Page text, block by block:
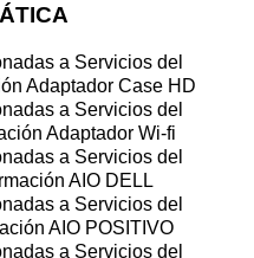
a Servicios del
Adaptador Case HD
a Servicios del
Adaptador Wi-fi
a Servicios del
AIO DELL
a Servicios del
AIO POSITIVO
a Servicios del